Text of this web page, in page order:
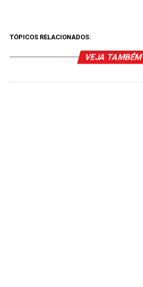
TÓPICOS RELACIONADOS:
VEJA TAMBÉM